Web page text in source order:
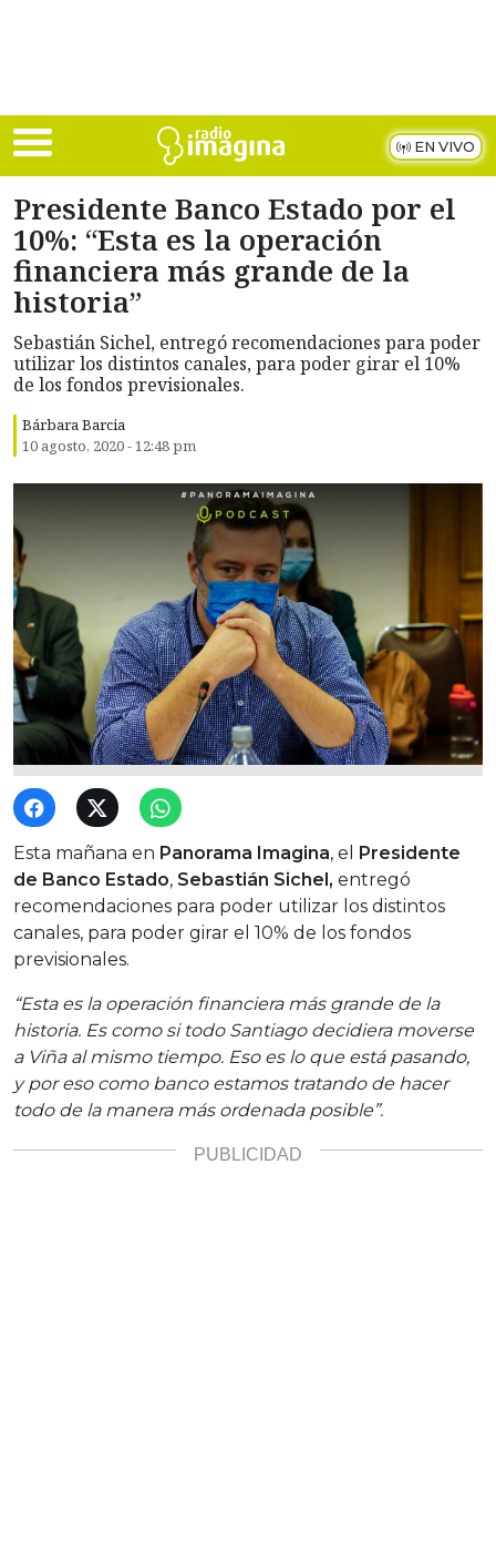
EN VIVO
Presidente Banco Estado por el
10%: “Esta es la operación
financiera más grande de la
historia”
Sebastián Sichel, entregó recomendaciones para poder
utilizar los distintos canales, para poder girar el 10%
de los fondos previsionales.
Bárbara Barcia
10 agosto, 2020 - 12:48 pm
Esta mañana en Panorama Imagina, el
Presidente
de Banco Estado, Sebastián Sichel, entregó
recomendaciones para poder utilizar los distintos
canales, para poder girar el 10% de los fondos
previsionales.
“Esta es la operación financiera más grande de la
historia. Es como si todo Santiago decidiera moverse
a Viña al mismo tiempo. Eso es lo que está pasando,
y por eso como banco estamos tratando de hacer
todo de la manera más ordenada posible”.